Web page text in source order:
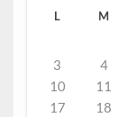
L M
3
4
10
11
17
18